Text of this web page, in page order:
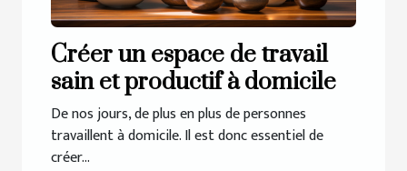
Créer un espace de travail
sain et productif à domicile
De nos jours, de plus en plus de personnes
travaillent à domicile. Il est donc essentiel de
créer...